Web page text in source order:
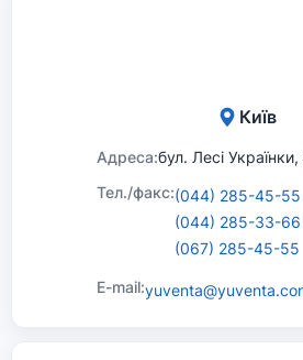
Київ
Адреса:бул. Лесі
Тел./факс:(044) 285-45-55
(044) 285-33-66
(067) 285-45-55
E-mail: